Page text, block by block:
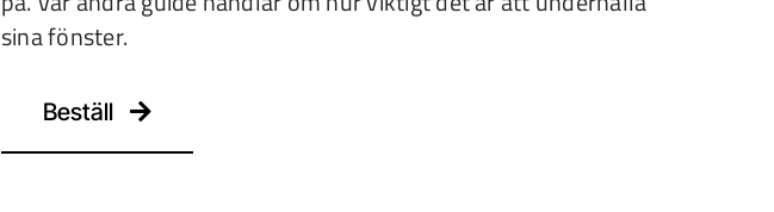
sina fönster.
Beställ